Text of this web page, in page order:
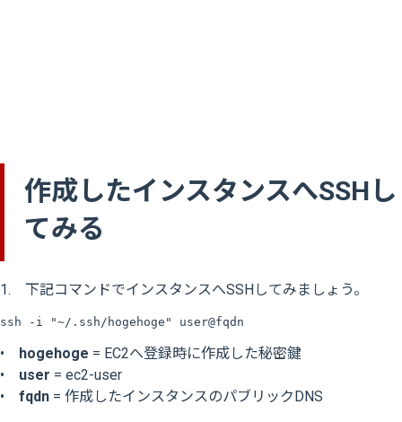
作成したインスタンスへSSHし
てみる
1. 下記コマンドでインスタンスへSSHしてみましょう。
• hogehoge = EC2へ登録時に作成した秘密鍵
• user = ec2-user
• fqdn = 作成したインスタンスのパブリックDNS